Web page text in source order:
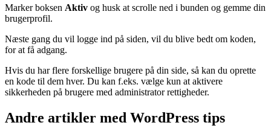
Marker boksen Aktiv og husk at scrolle ned i bunden og gemme din
brugerprofil.
Næste gang du vil logge ind på siden, vil du blive bedt om koden,
for at få adgang.
Hvis du har flere forskellige brugere på din side, så kan du oprette
en kode til dem hver. Du kan f.eks. vælge kun at aktivere
sikkerheden på brugere med administrator rettigheder.
Andre artikler med WordPress tips